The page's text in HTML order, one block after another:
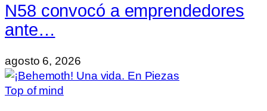
N58 convocó a emprendedores
ante…
agosto 6, 2026
Top of mind